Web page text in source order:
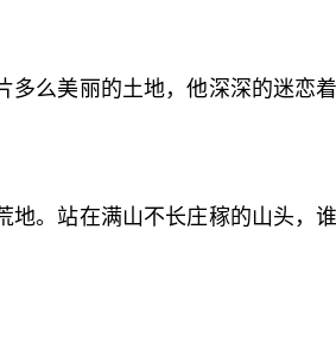
么美丽的土地，他深深的迷恋
。站在满山不长庄稼的山头，